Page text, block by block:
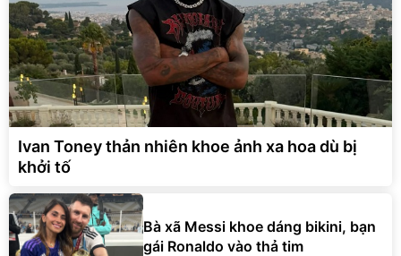
Ivan Toney thản nhiên khoe ảnh xa hoa dù bị
khởi tố
Bà xã Messi khoe dáng bikini, bạn
gái Ronaldo vào thả tim